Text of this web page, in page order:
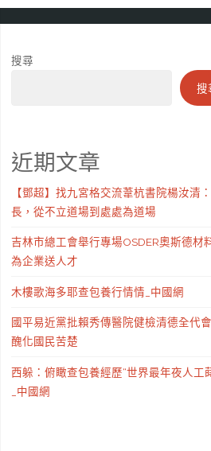
搜尋
搜
近期文章
【鄧超】找九宮格交流葦杭書院楊汝清
長，從不立道場到處處為道場
吉林市總工會舉行專場OSDER奧斯德材
為企業送人才
木樓歌海多耶查包養行情情_中國網
國平易近黨批賴秀傳醫院健檢清德全代
醜化國民苦楚
西躲：俯瞰查包養經歷“世界最年夜人工
_中國網